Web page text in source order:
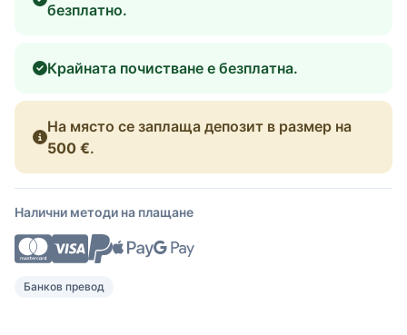
безплатно.
Крайната почистване е безплатна.
На място се заплаща депозит в размер на
500 €.
Налични методи на плащане
Банков превод